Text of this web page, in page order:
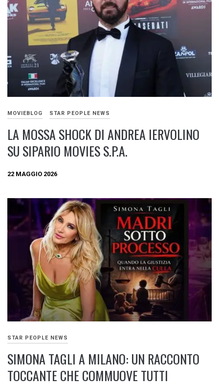
MOVIEBLOG STAR PEOPLE NEWS
LA MOSSA SHOCK DI ANDREA IERVOLINO
SU SIPARIO MOVIES S.P.A.
22 MAGGIO 2026
STAR PEOPLE NEWS
SIMONA TAGLI A MILANO: UN RACCONTO
TOCCANTE CHE COMMUOVE TUTTI